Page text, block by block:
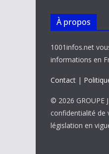
À propos
1001infos.net
informations en
Contact |
© 2026 GROUPE
confidentialité de
législation en